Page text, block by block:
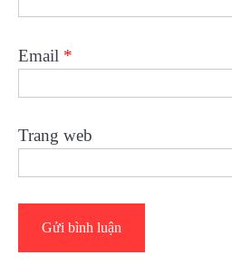
Email *
Trang web